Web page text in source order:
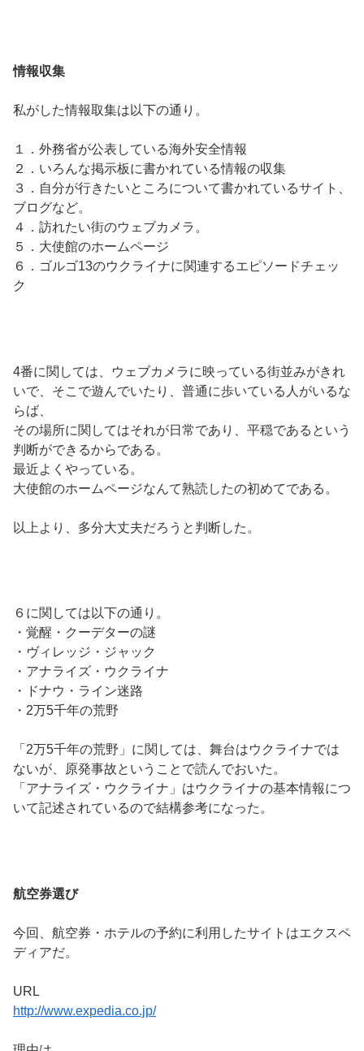
情報収集
私がした情報取集は以下の通り。
１．外務省が公表している海外安全情報
２．いろんな掲示板に書かれている情報の収集
３．自分が行きたいところについて書かれているサイト、
ブログなど。
４．訪れたい街のウェブカメラ。
５．大使館のホームページ
６．ゴルゴ13のウクライナに関連するエピソードチェッ
ク
4番に関しては、ウェブカメラに映っている街並みがきれ
いで、そこで遊んでいたり、普通に歩いている人がいるな
らば、
その場所に関してはそれが日常であり、平穏であるという
判断ができるからである。
最近よくやっている。
大使館のホームページなんて熟読したの初めてである。
以上より、多分大丈夫だろうと判断した。
６に関しては以下の通り。
・覚醒・クーデターの謎
・ヴィレッジ・ジャック
・アナライズ・ウクライナ
・ドナウ・ライン迷路
・2万5千年の荒野
「2万5千年の荒野」に関しては、舞台はウクライナでは
ないが、原発事故ということで読んでおいた。
「アナライズ・ウクライナ」はウクライナの基本情報につ
いて記述されているので結構参考になった。
航空券選び
今回、航空券・ホテルの予約に利用したサイトはエクスペ
ディアだ。
URL
http://www.expedia.co.jp/